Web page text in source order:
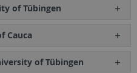
of Tübingen
Cauca
of Tübingen